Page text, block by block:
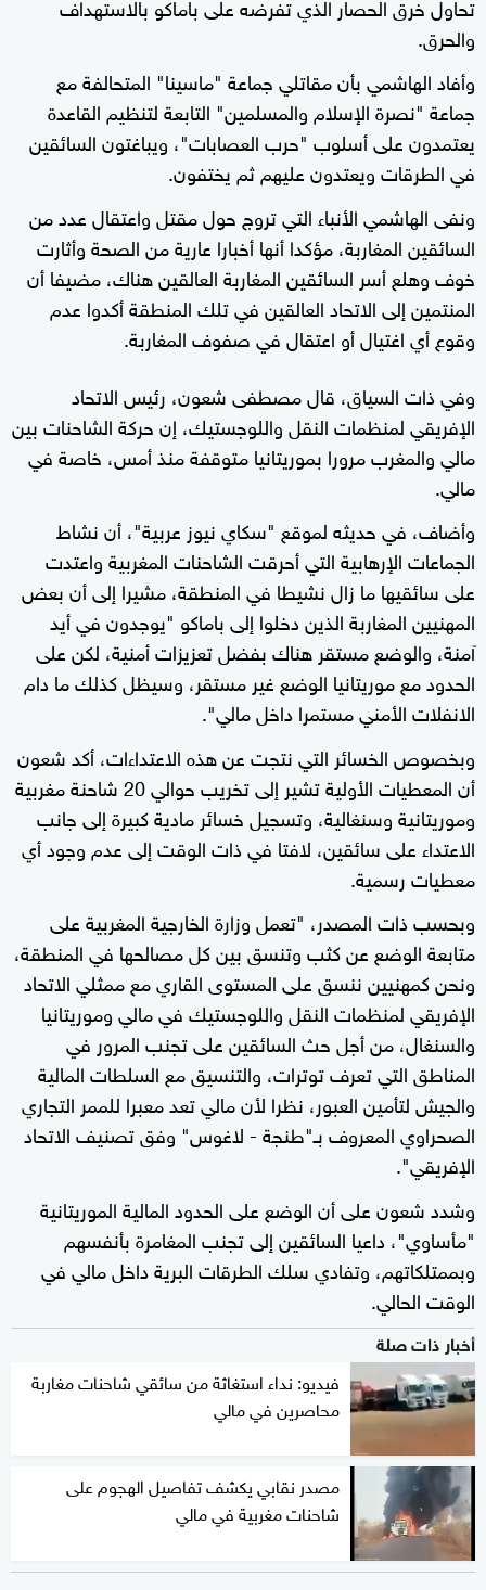
والحرق.
وأفاد الهاشمي بأن مقاتلي جماعة "ماسينا" المتحالفة مع
جماعة "نصرة الإسلام والمسلمين" التابعة لتنظيم القاعدة
يعتمدون على أسلوب "حرب العصابات"، ويباغتون السائقين
في الطرقات ويعتدون عليهم ثم يختفون.
ونفى الهاشمي الأنباء التي تروج حول مقتل واعتقال عدد من
السائقين المغاربة، مؤكدا أنها أخبارا عارية من الصحة وأثارت
خوف وهلع أسر السائقين المغاربة العالقين هناك، مضيفا أن
المنتمين إلى الاتحاد العالقين في تلك المنطقة أكدوا عدم
وقوع أي اغتيال أو اعتقال في صفوف المغاربة.
وفي ذات السياق، قال مصطفى شعون، رئيس الاتحاد
الإفريقي لمنظمات النقل واللوجستيك، إن حركة الشاحنات بين
مالي والمغرب مرورا بموريتانيا متوقفة منذ أمس، خاصة في
مالي.
وأضاف، في حديثه لموقع "سكاي نيوز عربية"، أن نشاط
الجماعات الإرهابية التي أحرقت الشاحنات المغربية واعتدت
على سائقيها ما زال نشيطا في المنطقة، مشيرا إلى أن بعض
المهنيين المغاربة الذين دخلوا إلى باماكو "يوجدون في أيد
آمنة، والوضع مستقر هناك بفضل تعزيزات أمنية، لكن على
الحدود مع موريتانيا الوضع غير مستقر، وسيظل كذلك ما دام
الانفلات الأمني مستمرا داخل مالي".
وبخصوص الخسائر التي نتجت عن هذه الاعتداءات، أكد شعون
أن المعطيات الأولية تشير إلى تخريب حوالي 20 شاحنة مغربية
وموريتانية وسنغالية، وتسجيل خسائر مادية كبيرة إلى جانب
الاعتداء على سائقين، لافتا في ذات الوقت إلى عدم وجود أي
معطيات رسمية.
وبحسب ذات المصدر، "تعمل وزارة الخارجية المغربية على
متابعة الوضع عن كثب وتنسق بين كل مصالحها في المنطقة،
ونحن كمهنيين ننسق على المستوى القاري مع ممثلي الاتحاد
الإفريقي لمنظمات النقل واللوجستيك في مالي وموريتانيا
والسنغال، من أجل حث السائقين على تجنب المرور في
المناطق التي تعرف توترات، والتنسيق مع السلطات المالية
والجيش لتأمين العبور، نظرا لأن مالي تعد معبرا للممر التجاري
الصحراوي المعروف بـ"طنجة - لاغوس" وفق تصنيف الاتحاد
الإفريقي".
وشدد شعون على أن الوضع على الحدود المالية الموريتانية
"مأساوي"، داعيا السائقين إلى تجنب المغامرة بأنفسهم
وبممتلكاتهم، وتفادي سلك الطرقات البرية داخل مالي في
الوقت الحالي.
أخبار ذات صلة
فيديو: نداء استغاثة من سائقي شاحنات مغاربة
محاصرين في مالي
مصدر نقابي يكشف تفاصيل الهجوم على
شاحنات مغربية في مالي